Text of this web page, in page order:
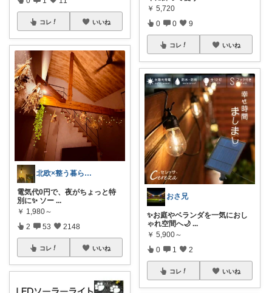
コレ いいね
北欧×整う暮らし｜ハル
電気代0円で、夜がちょっと特
別に✨ ソー ...
￥ 1,980～
2 53 2148
コレ いいね
￥ 5,720
0 0 9
コレ いいね
おさ兄
✨お庭やベランダを一気におし
ゃれ空間へ🌙 ...
￥ 5,900～
0 1 2
コレ いいね